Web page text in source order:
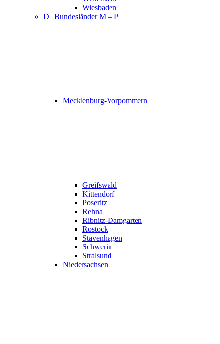
Wiesbaden
D | Bundesländer M – P
Mecklenburg-Vorpommern
Greifswald
Kittendorf
Poseritz
Rehna
Ribnitz-Damgarten
Rostock
Stavenhagen
Schwerin
Stralsund
Niedersachsen